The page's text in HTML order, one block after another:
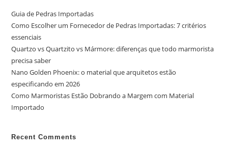
Guia de Pedras Importadas
Como Escolher um Fornecedor de Pedras Importadas: 7 critérios
essenciais
Quartzo vs Quartzito vs Mármore: diferenças que todo marmorista
precisa saber
Nano Golden Phoenix: o material que arquitetos estão
especificando em 2026
Como Marmoristas Estão Dobrando a Margem com Material
Importado
Recent Comments